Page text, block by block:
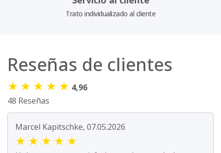
Trato individualizado al cliente
Reseñas de clientes
★ ★ ★ ★ ★ 4,96
48 Reseñas
Marcel Kapitschke, 07.05.2026
★ ★ ★ ★ ★